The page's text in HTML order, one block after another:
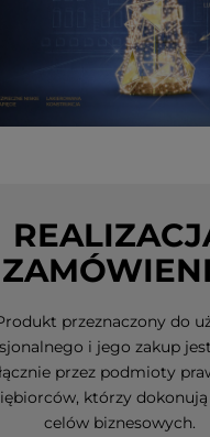
przeznaczony do
i jego zakup
przez podmioty
którzy
celów biznesowych.